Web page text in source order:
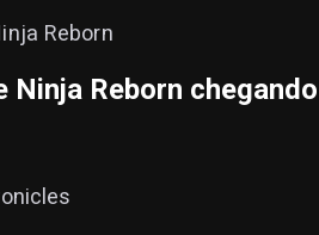
Ninja Reborn chegando